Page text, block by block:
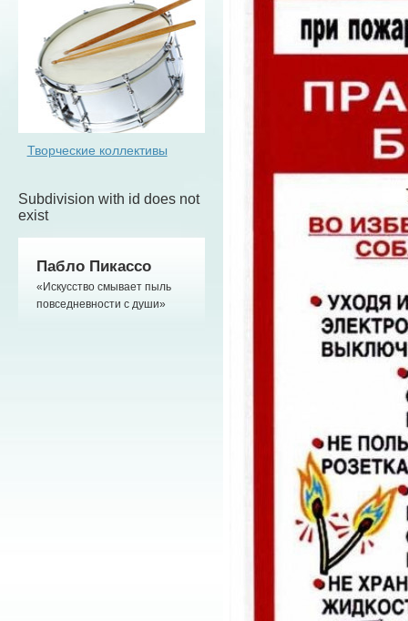
Творческие коллективы
Subdivision with id does not
exist
Пабло Пикассо
«Искусство смывает пыль
повседневности с души»